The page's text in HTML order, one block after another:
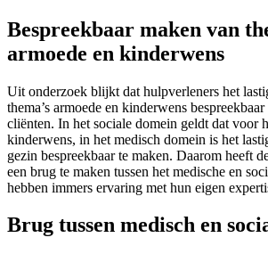
Bespreekbaar maken van
armoede en kinderwens
Uit onderzoek blijkt dat hulpverleners het
thema’s armoede en kinderwens
cliënten. In het sociale domein geldt dat voor
kinderwens, in het medisch domein is het
gezin bespreekbaar te maken. Daarom heeft
een brug te maken tussen het medische en
hebben immers ervaring met hun eigen
Brug tussen medisch en